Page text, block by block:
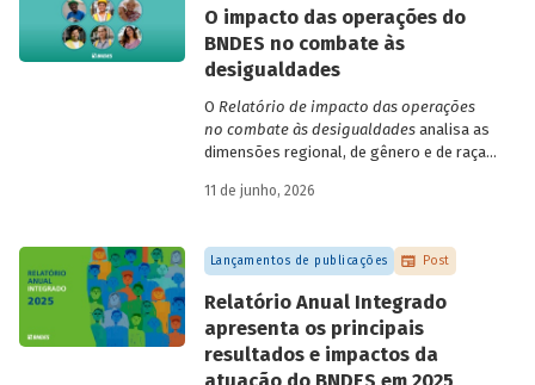
O impacto das operações do
BNDES no combate às
desigualdades
O Relatório de impacto das operações
no combate às desigualdadesanalisa as
dimensões regional, de gênero e de raça,
desigualdade de renda no Brasil, no
BNDES.
11 de junho, 2026
Lançamentos de publicações Post
Relatório Anual Integrado
apresenta os principais
resultados e impactos da